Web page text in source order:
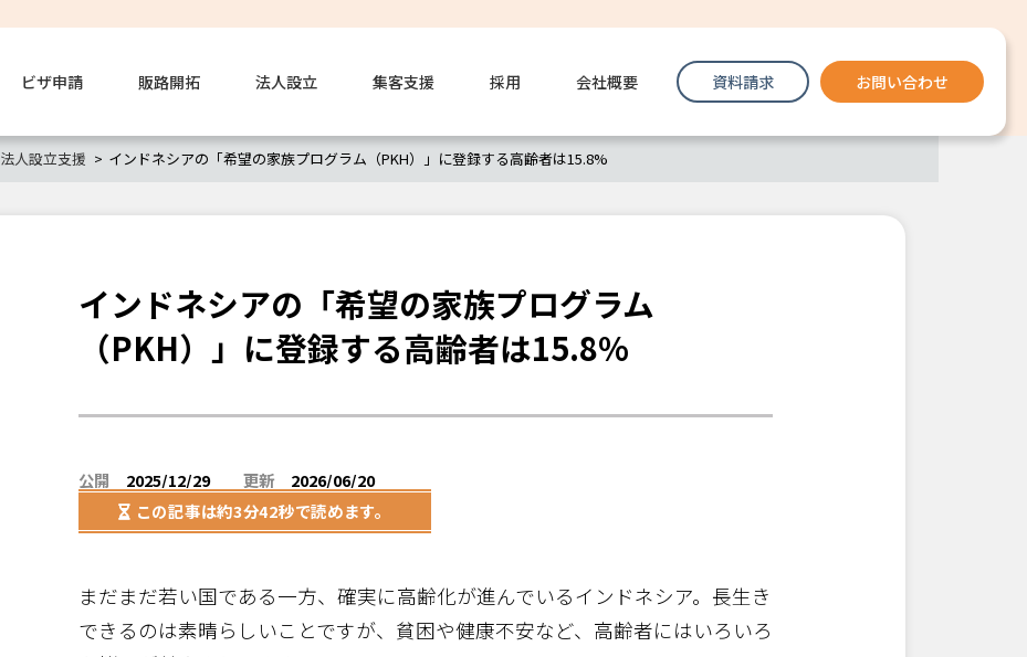
ビザ申請 販路開拓 法人設立 集客支援 採用 会社概要 資料請求 お問い合わせ
法人設立支援 インドネシアの「希望の家族プログラム（PKH）」に登録する高齢者は15.8%
インドネシアの「希望の家族プログラム
（PKH）」に登録する高齢者は15.8%
公開 2025/12/29 更新
2026/06/20
この記事は約3分42秒で読めます。
まだまだ若い国である一方、確実に高齢化が進んでいるインドネシア。長生き
できるのは素晴らしいことですが、貧困や健康不安など、高齢者にはいろいろ